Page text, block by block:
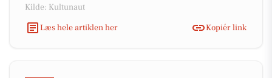
Kilde: Kultunaut
Læs hele artiklen her
Kopiér link